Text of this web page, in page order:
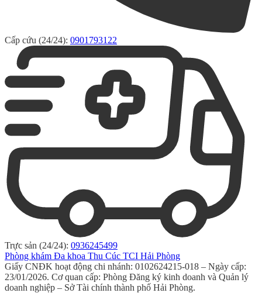
Cấp cứu (24/24): 0901793122
Trực sản (24/24): 0936245499
Phòng khám Đa khoa Thu Cúc TCI Hải Phòng
Giấy CNĐK hoạt động chi nhánh: 0102624215-018 – Ngày cấp:
23/01/2026. Cơ quan cấp: Phòng Đăng ký kinh doanh và Quản lý
doanh nghiệp – Sở Tài chính thành phố Hải Phòng.